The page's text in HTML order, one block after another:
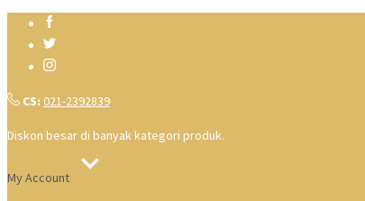
CS: 021-2392839
Diskon besar di banyak kategori produk.
My Account